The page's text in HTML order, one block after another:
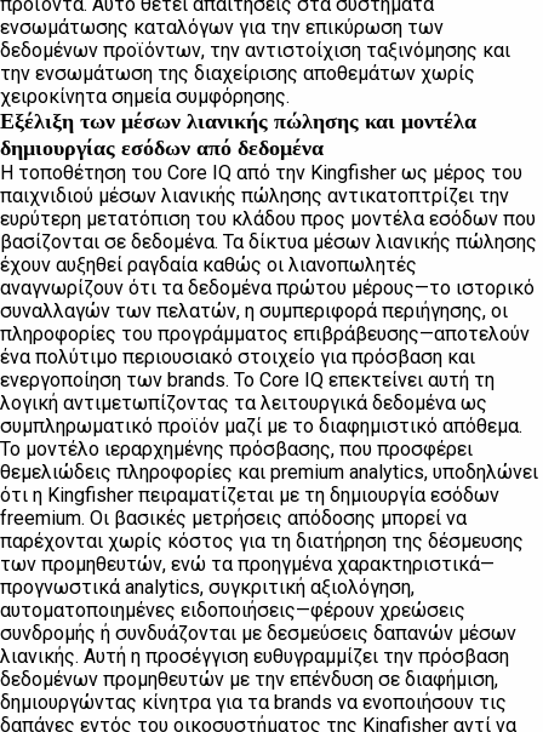
ενσωμάτωσης καταλόγων για την επικύρωση των
δεδομένων προϊόντων, την αντιστοίχιση ταξινόμησης και
την ενσωμάτωση της διαχείρισης αποθεμάτων χωρίς
χειροκίνητα σημεία συμφόρησης.
Εξέλιξη των μέσων λιανικής πώλησης και μοντέλα
δημιουργίας εσόδων από δεδομένα
Η τοποθέτηση του Core IQ από την Kingfisher ως μέρος του
παιχνιδιού μέσων λιανικής πώλησης αντικατοπτρίζει την
ευρύτερη μετατόπιση του κλάδου προς μοντέλα εσόδων που
βασίζονται σε δεδομένα. Τα δίκτυα μέσων λιανικής πώλησης
έχουν αυξηθεί ραγδαία καθώς οι λιανοπωλητές
αναγνωρίζουν ότι τα δεδομένα πρώτου μέρους—το ιστορικό
συναλλαγών των πελατών, η συμπεριφορά περιήγησης, οι
πληροφορίες του προγράμματος επιβράβευσης—αποτελούν
ένα πολύτιμο περιουσιακό στοιχείο για πρόσβαση και
ενεργοποίηση των brands. Το Core IQ επεκτείνει αυτή τη
λογική αντιμετωπίζοντας τα λειτουργικά δεδομένα ως
συμπληρωματικό προϊόν μαζί με το διαφημιστικό απόθεμα.
Το μοντέλο ιεραρχημένης πρόσβασης, που προσφέρει
θεμελιώδεις πληροφορίες και premium analytics, υποδηλώνει
ότι η Kingfisher πειραματίζεται με τη δημιουργία εσόδων
freemium. Οι βασικές μετρήσεις απόδοσης μπορεί να
παρέχονται χωρίς κόστος για τη διατήρηση της δέσμευσης
των προμηθευτών, ενώ τα προηγμένα χαρακτηριστικά—
προγνωστικά analytics, συγκριτική αξιολόγηση,
αυτοματοποιημένες ειδοποιήσεις—φέρουν χρεώσεις
συνδρομής ή συνδυάζονται με δεσμεύσεις δαπανών μέσων
λιανικής. Αυτή η προσέγγιση ευθυγραμμίζει την πρόσβαση
δεδομένων προμηθευτών με την επένδυση σε διαφήμιση,
δημιουργώντας κίνητρα για τα brands να ενοποιήσουν τις
δαπάνες εντός του οικοσυστήματος της Kingfisher αντί να